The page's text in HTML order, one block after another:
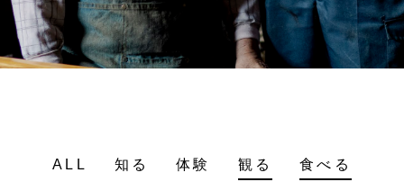
ALL 知る 体験 観る 食べる